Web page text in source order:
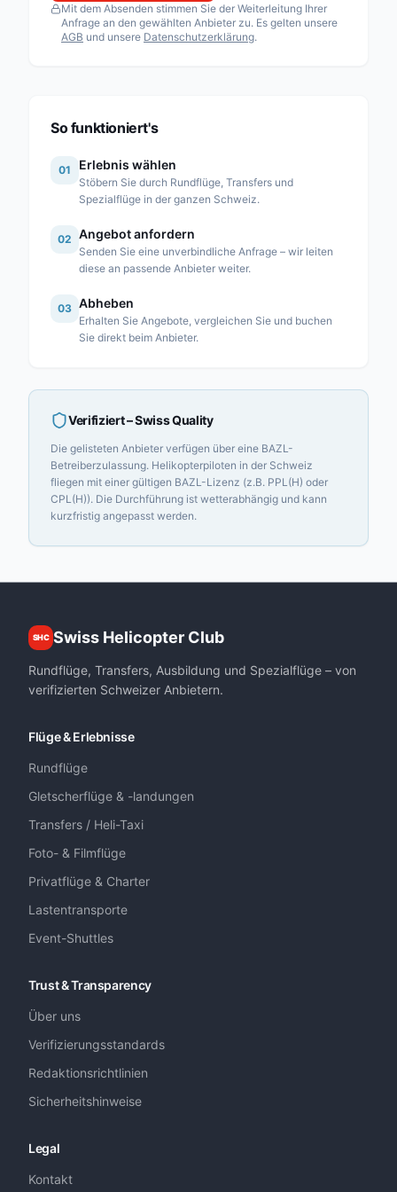
Fuchs Helikopter AG
Heli Sitterdorf AG / Heli Academy
Heli-TV SA
Linth Air Service AG
Mountain Flyers 80 Ltd
Partn’Air Management SA
Rose Helicopter AG
Simplon Air GmbH
Swiss Helicopter AG
Mit dem Absenden stimmen Sie der Weiterleitung Ihrer
Anfrage an den gewählten Anbieter zu. Es gelten unsere
AGB und unsere Datenschutzerklärung.
So funktioniert's
01 Erlebnis wählen
Stöbern Sie durch Rundflüge, Transfers und
Spezialflüge in der ganzen Schweiz.
02 Angebot anfordern
Senden Sie eine unverbindliche Anfrage – wir leiten
diese an passende Anbieter weiter.
03 Abheben
Erhalten Sie Angebote, vergleichen Sie und buchen
Sie direkt beim Anbieter.
Verifiziert– Swiss Quality
Die gelisteten Anbieter verfügen über eine BAZL-
Betreiberzulassung. Helikopterpiloten in der Schweiz
fliegen mit einer gültigen BAZL-Lizenz (z.B. PPL(H) oder
CPL(H)). Die Durchführung ist wetterabhängig und kann
kurzfristig angepasst werden.
SHC Swiss Helicopter Club
Rundflüge, Transfers, Ausbildung und Spezialflüge – von
verifizierten Schweizer Anbietern.
Flüge & Erlebnisse
Rundflüge
Gletscherflüge & -landungen
Transfers / Heli-Taxi
Foto- & Filmflüge
Privatflüge & Charter
Lastentransporte
Event-Shuttles
Trust & Transparency
Über uns
Verifizierungsstandards
Redaktionsrichtlinien
Sicherheitshinweise
Legal
Kontakt